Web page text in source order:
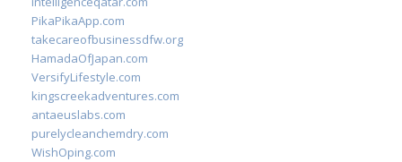
PikaPikaApp.com
takecareofbusinessdfw.org
HamadaOfJapan.com
VersifyLifestyle.com
kingscreekadventures.com
antaeuslabs.com
purelycleanchemdry.com
WishOping.com